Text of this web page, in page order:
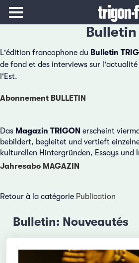
Bulletin
L'édition francophone du Bulletin
de fond et des interviews sur l'actualité
l'Est.
Abonnement BULLETIN
Das Magazin TRIGON erscheint
bebildert, begleitet und vertieft
kulturellen Hintergründen, Essays und
Jahresabo MAGAZIN
Retour à la catégorie Publication
Bulletin: Nouveautés